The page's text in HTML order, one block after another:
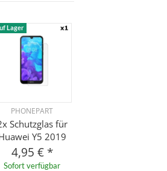
Lager
PHONEPART
Schutzglas für
Y5 2019
4,95 € *
Sofort verfügbar